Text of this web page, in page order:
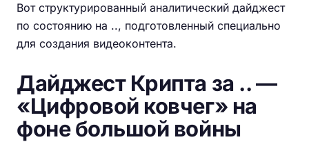
Вот структурированный аналитический дайджест
по состоянию на .., подготовленный специально
для создания видеоконтента.
Дайджест Крипта за .. —
«Цифровой ковчег» на
фоне большой войны